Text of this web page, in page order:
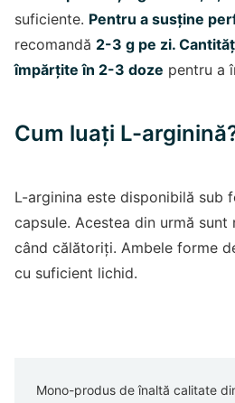
suficiente. Pentru a susține
recomandă 2-3 g pe zi.
împărțite în 2-3 doze pentru a
Cum luați L-
L-arginina este disponibilă sub
capsule. Acestea din urmă
când călătoriți. Ambele forme
cu suficient lichid.
Mono-produs de înaltă calitate